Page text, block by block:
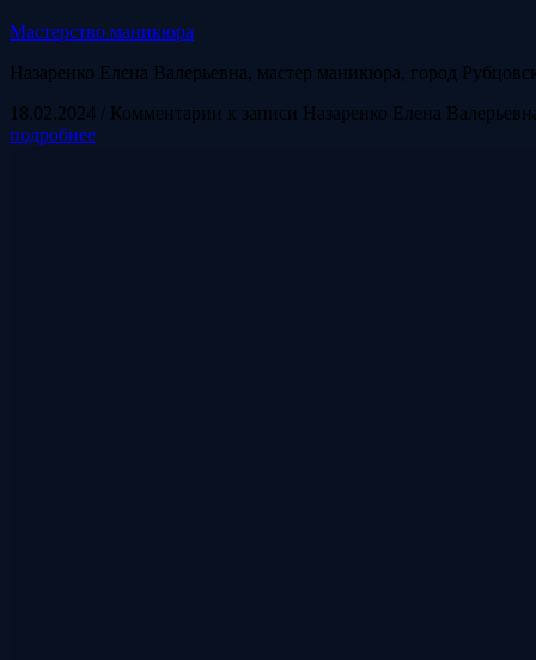
Мастерство маникюра
Назаренко Елена Валерьевна, мастер маникюра, город Рубцовск
18.02.2024 / Комментарии к записи Назаренко Елена
подробнее